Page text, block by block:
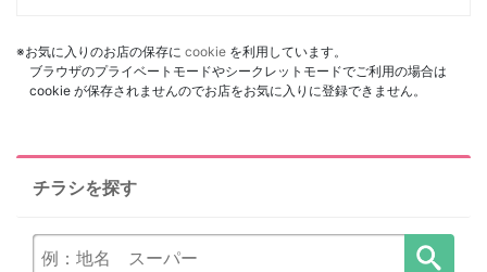
※お気に入りのお店の保存に cookie を利用しています。
ブラウザのプライベートモードやシークレットモードでご利用の場合は
cookie が保存されませんのでお店をお気に入りに登録できません。
チラシを探す